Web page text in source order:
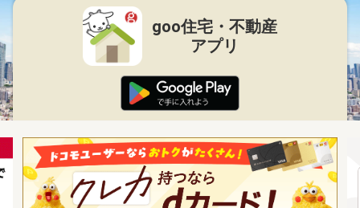
goo住宅・不動産
アプリ